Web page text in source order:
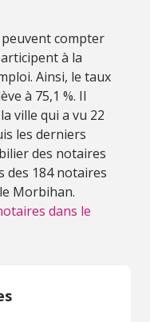
compter
à la
Ainsi, le taux
à 75,1 %. Il
ville qui a vu 22
les derniers
des notaires
des 184 notaires
Morbihan.
dans le